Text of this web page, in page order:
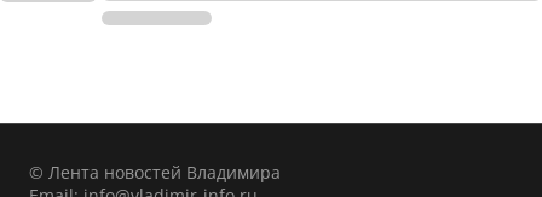
© Лента новостей Владимира